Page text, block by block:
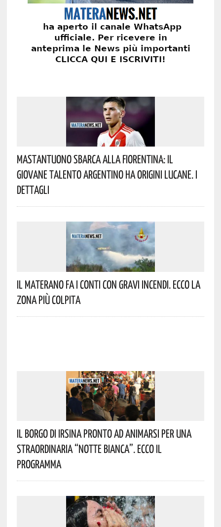
Mastantuono Sbarca Alla Fiorentina: Il
Giovane Talento Argentino Ha Origini Lucane. I
Dettagli
Il Materano Fa I Conti Con Gravi Incendi. Ecco La
Zona Più Colpita
Il Borgo Di Irsina Pronto Ad Animarsi Per Una
Straordinaria “Notte Bianca”. Ecco Il
Programma